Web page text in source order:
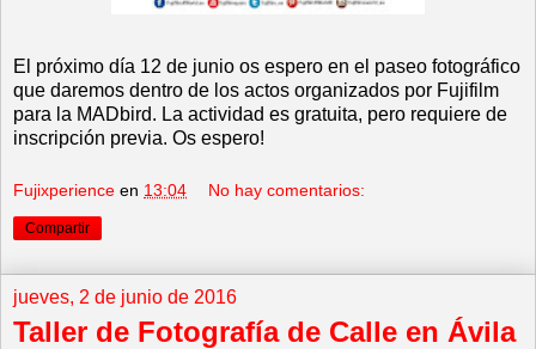
El próximo día 12 de junio os espero en el paseo fotográfico
que daremos dentro de los actos organizados por Fujifilm
para la MADbird. La actividad es gratuita, pero requiere de
inscripción previa. Os espero!
Fujixperience en 13:04 No hay comentarios:
Compartir
jueves, 2 de junio de 2016
Taller de Fotografía de Calle en Ávila